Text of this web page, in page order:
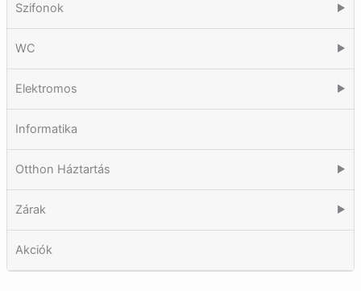
Szifonok ▶
WC ▶
Elektromos ▶
Informatika
Otthon Háztartás ▶
Zárak ▶
Akciók